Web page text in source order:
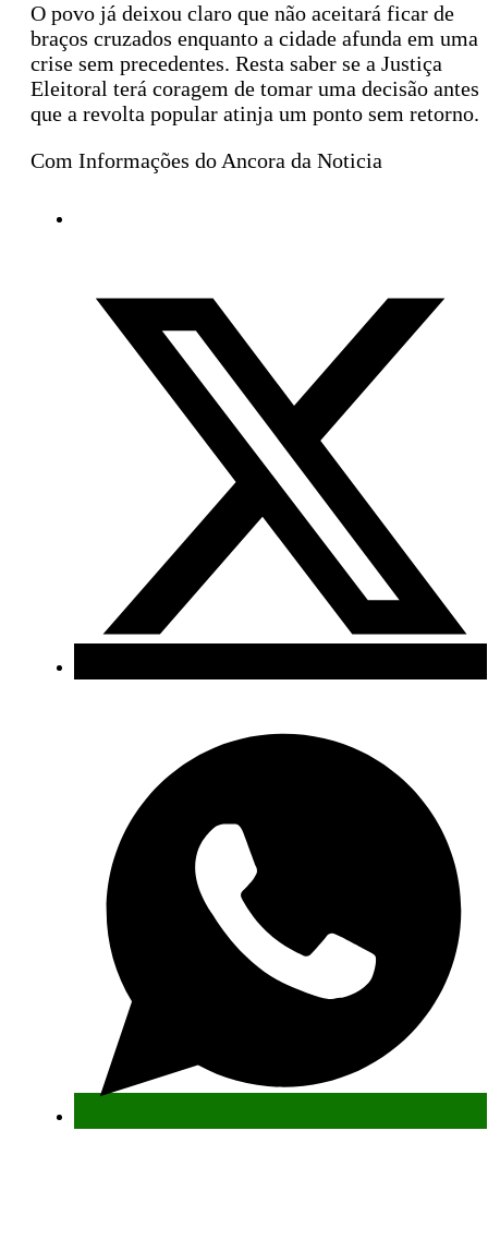
O povo já deixou claro que não aceitará ficar de
braços cruzados enquanto a cidade afunda em uma
crise sem precedentes. Resta saber se a Justiça
Eleitoral terá coragem de tomar uma decisão antes
que a revolta popular atinja um ponto sem retorno.
Com Informações do Ancora da Noticia